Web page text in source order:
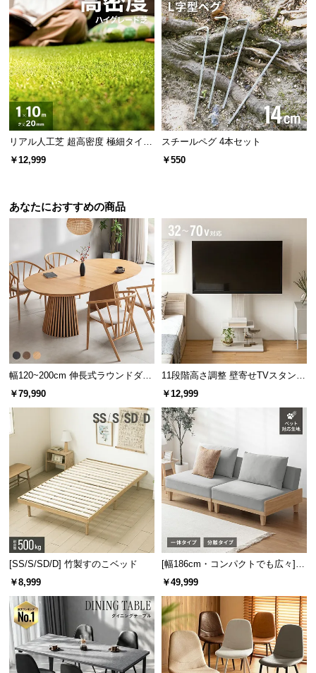
て
保
証
に
つ
い
て
会
約
い
て
お
サ
ポ
お
知
ら
ブ
ロ
グ
企
業
ゆとりある奥行と足腰に負担がかかりにくい座面高
で、安心して腰かけることができるバスチェアで
す。
バスチェア Lサイズ
奥行
約35㎝ 約24.5㎝ 約30.5㎝
極厚アクリルで抜群の安定感
アクリルの厚みは極厚約 11㎜。頼れる強度と抜群の
安定感で、しっかりと体重を受け止めてくれます。
厚み 約11㎜
リアル人工芝 超高密度 極細タイプ
芝丈20mm 1×10m
￥12,999
スチールペグ 4本セット
￥550
あなたにおすすめの商品
幅120~200cm 伸長式ラウンドダイ
ニングテーブル 6人掛け 天然木突
￥79,990
11段階高さ調整 壁寄せTVスタンド
キャスター付き 上下左右角度調節
￥12,999
[SS/S/SD/D] 竹製すのこベッド
￥8,999
[幅186cm・コンパクトでも広々] 3
人掛けソファベッド リクライニン
￥49,999